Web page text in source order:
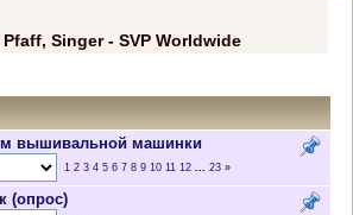
Singer - SVP Worldwide
вышивальной машинки
1 2 3 4 5 6 7 8 9 10 11 12 23»
(опрос)